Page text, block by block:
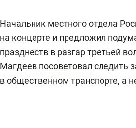
Начальник местного отдела
на концерте и предложил
празднеств в разгар третьей
Магдеев посоветовал следить
в общественном транспорте, а